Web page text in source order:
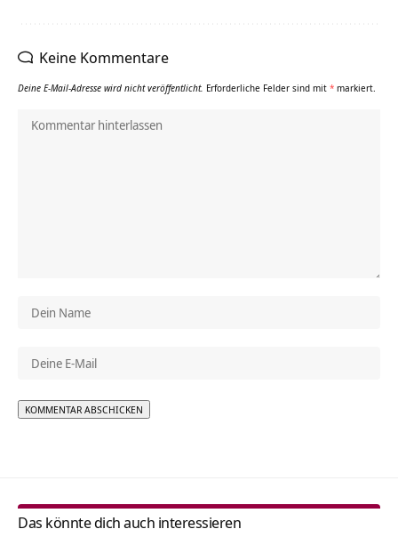
Keine Kommentare
Deine E-Mail-Adresse wird nicht veröffentlicht. Erforderliche Felder sind mit * markiert.
Das könnte dich auch interessieren